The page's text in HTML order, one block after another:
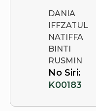
DANIA
IFFZATUL
NATIFFA
BINTI
RUSMIN
No Siri:
K00183